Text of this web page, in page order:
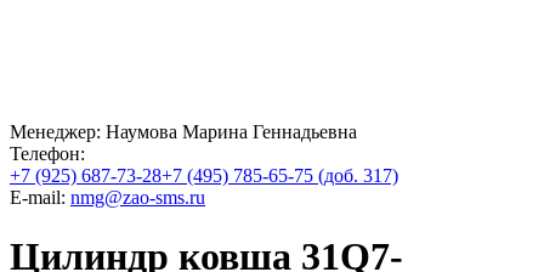
Менеджер: Наумова Марина Геннадьевна
Телефон:
+7 (925) 687-73-28+7 (495) 785-65-75 (доб. 317)
E-mail: nmg@zao-sms.ru
Цилиндр ковша 31Q7-